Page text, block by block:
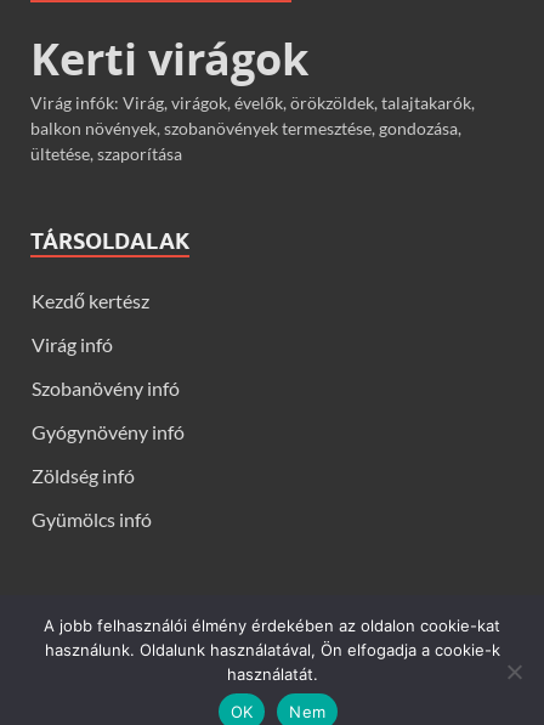
Kerti virágok
Virág infók: Virág, virágok, évelők, örökzöldek, talajtakarók,
balkon növények, szobanövények termesztése, gondozása,
ültetése, szaporítása
TÁRSOLDALAK
Kezdő kertész
Virág infó
Szobanövény infó
Gyógynövény infó
Zöldség infó
Gyümölcs infó
Kerti virágok - Virág infók: Virág, virágok, évelők, örökzöldek,
talajtakarók, balkon növények, szobanövények termesztése,
gondozása, ültetése, szaporítása
andHitMag.
A jobb felhasználói élmény érdekében az oldalon cookie-kat
használunk. Oldalunk használatával, Ön elfogadja a cookie-k
használatát.
OK
Nem